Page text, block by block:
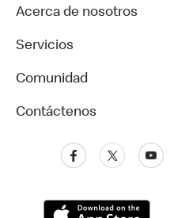
Acerca de nosotros
Servicios
Comunidad
Contáctenos